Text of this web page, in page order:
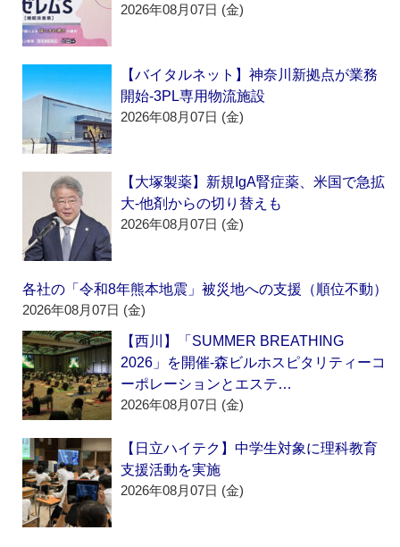
2026年08月07日 (金)
【バイタルネット】神奈川新拠点が業務
開始‐3PL専用物流施設
2026年08月07日 (金)
【大塚製薬】新規IgA腎症薬、米国で急拡
大‐他剤からの切り替えも
2026年08月07日 (金)
各社の「令和8年熊本地震」被災地への支援（順位不動）
2026年08月07日 (金)
【西川】「SUMMER BREATHING
2026」を開催‐森ビルホスピタリティーコ
ーポレーションとエステ…
2026年08月07日 (金)
【日立ハイテク】中学生対象に理科教育
支援活動を実施
2026年08月07日 (金)